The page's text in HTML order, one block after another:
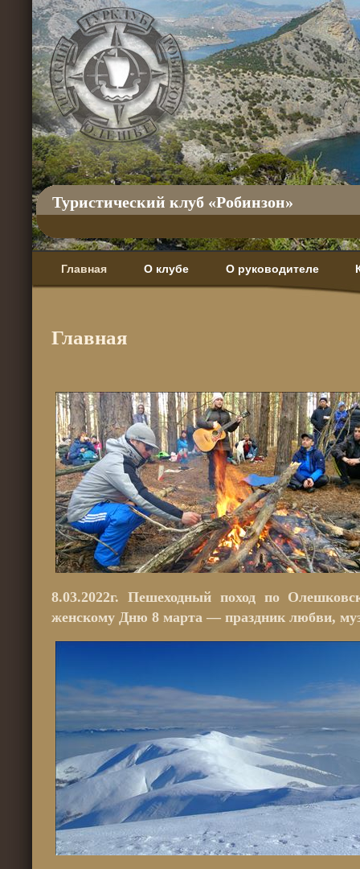
Туристический клуб «Робинзон»
Главная О клубе О руководителе
Главная
8.03.2022г. Пешеходный поход по
женскому Дню 8 марта — праздник любви,